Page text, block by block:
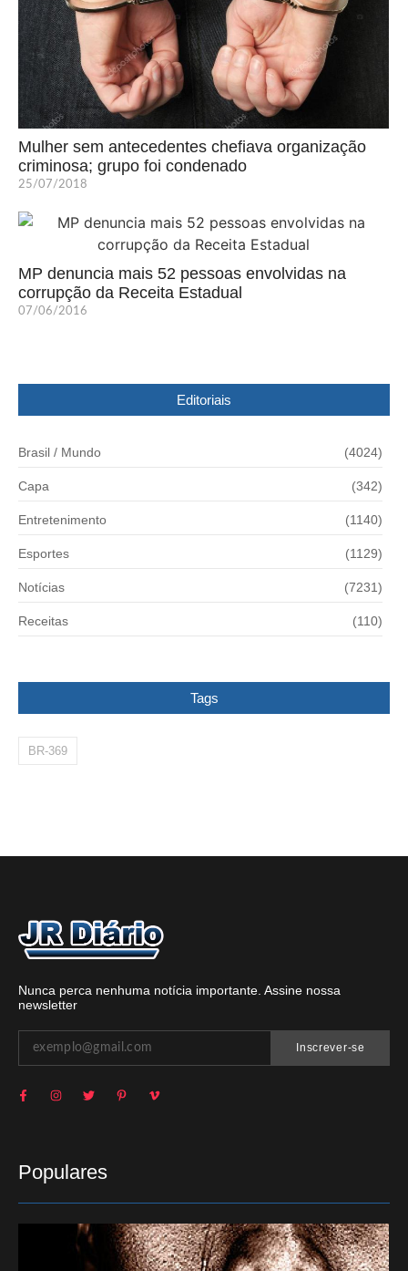
Mulher sem antecedentes chefiava organização
criminosa; grupo foi condenado
25/07/2018
MP denuncia mais 52 pessoas envolvidas na
corrupção da Receita Estadual
07/06/2016
Editoriais
Brasil / Mundo (4024)
Capa (342)
Entretenimento (1140)
Esportes (1129)
Notícias (7231)
Receitas (110)
Tags
BR-369
Nunca perca nenhuma notícia importante. Assine nossa
newsletter
Inscrever-se
Populares